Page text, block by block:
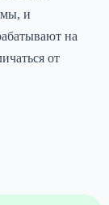
и
на
от